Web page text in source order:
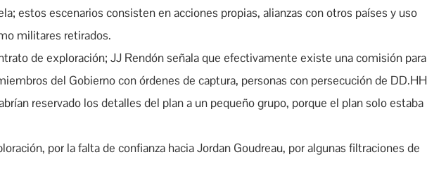
estos escenarios consisten en acciones propias, alianzas con otros países y uso
militares retirados.
de exploración; JJ Rendón señala que efectivamente existe una comisión para
del Gobierno con órdenes de captura, personas con persecución de DD.HH
reservado los detalles del plan a un pequeño grupo, porque el plan solo estaba
por la falta de confianza hacia Jordan Goudreau, por algunas filtraciones de